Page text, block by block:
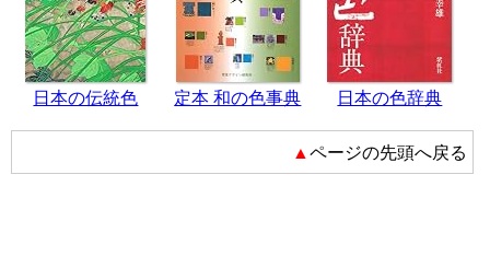
日本の伝統色 定本 和の色事典 日本の色辞典
▲ページの先頭へ戻る